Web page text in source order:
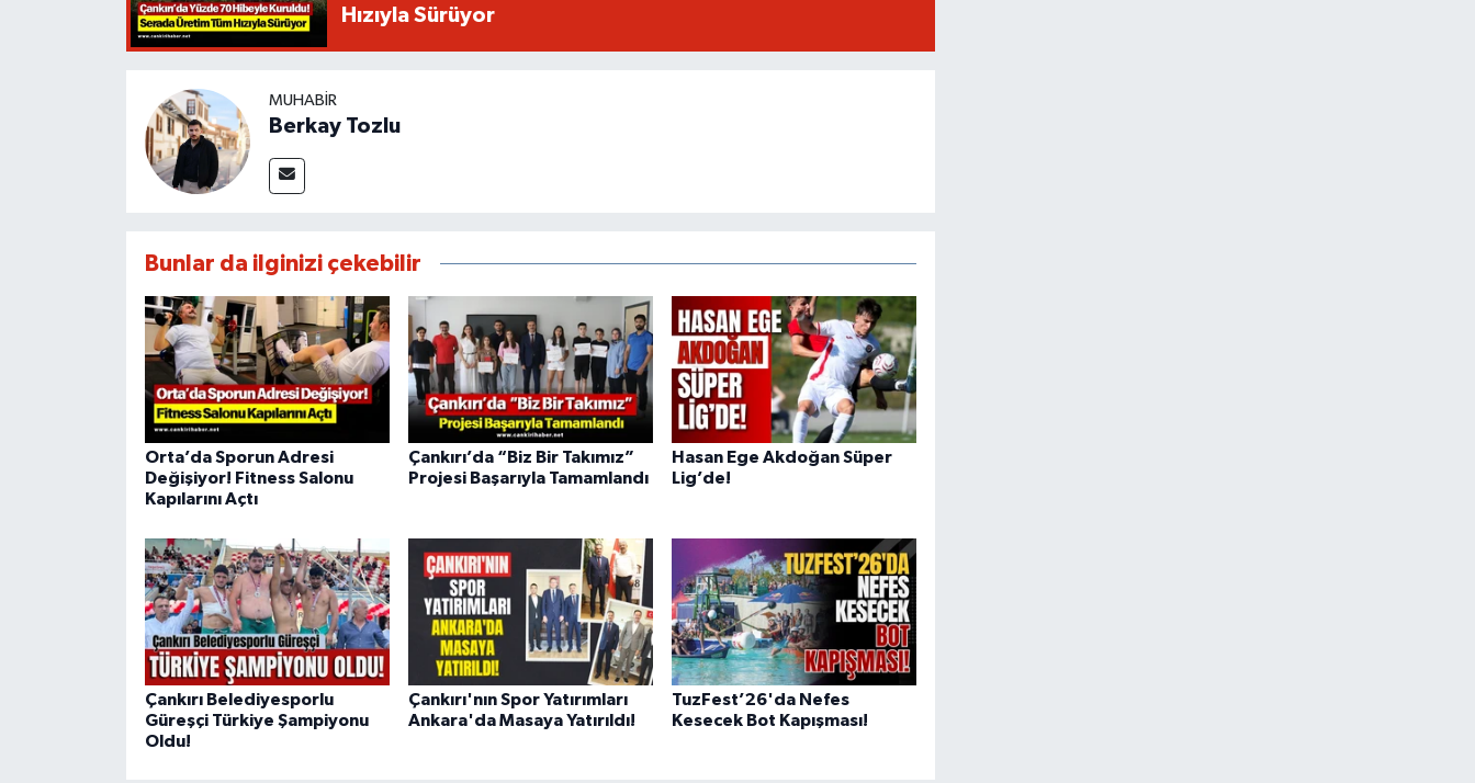
Hızıyla Sürüyor
MUHABIR
Berkay Tozlu
Bunlar da ilginizi çekebilir
Orta’da Sporun Adresi
Değişiyor! Fitness Salonu
Kapılarını Açtı
Çankırı’da “Biz Bir Takımız”
Projesi Başarıyla Tamamlandı
Hasan Ege Akdoğan Süper
Lig’de!
Çankırı Belediyesporlu
Güreşçi Türkiye Şampiyonu
Oldu!
Çankırı'nın Spor Yatırımları
Ankara'da Masaya Yatırıldı!
TuzFest’26'da Nefes
Kesecek Bot Kapışması!